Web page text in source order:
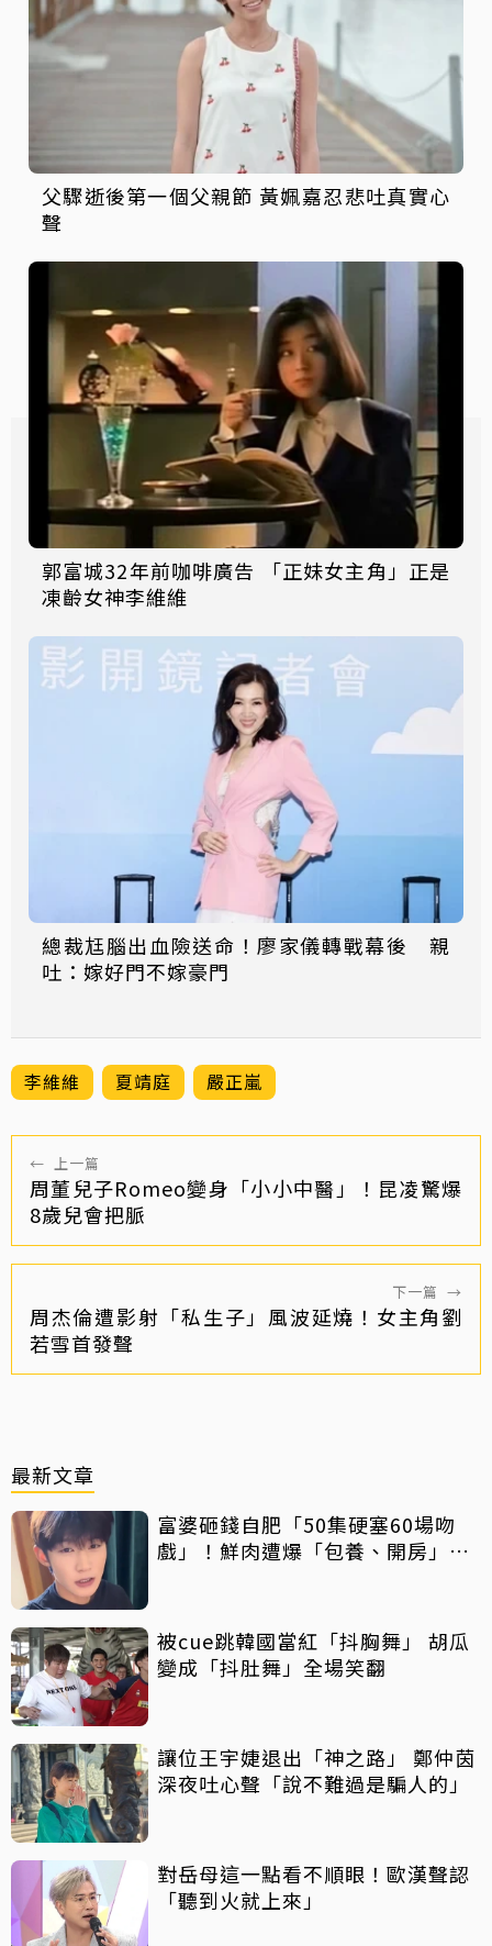
父驟逝後第一個父親節 黃姵嘉忍悲吐真實心
聲
郭富城32年前咖啡廣告 「正妹女主角」正是
凍齡女神李維維
總裁尪腦出血險送命！廖家儀轉戰幕後 親
吐：嫁好門不嫁豪門
李維維 夏靖庭 嚴正嵐
← 上一篇
周董兒子Romeo變身「小小中醫」！昆凌驚爆
8歲兒會把脈
下一篇 →
周杰倫遭影射「私生子」風波延燒！女主角劉
若雪首發聲
最新文章
富婆砸錢自肥「50集硬塞60場吻
戲」！鮮肉遭爆「包養、開房」全
被cue跳韓國當紅「抖胸舞」 胡瓜
變成「抖肚舞」全場笑翻
讓位王宇婕退出「神之路」 鄭仲茵
深夜吐心聲「說不難過是騙人的」
對岳母這一點看不順眼！歐漢聲認
「聽到火就上來」